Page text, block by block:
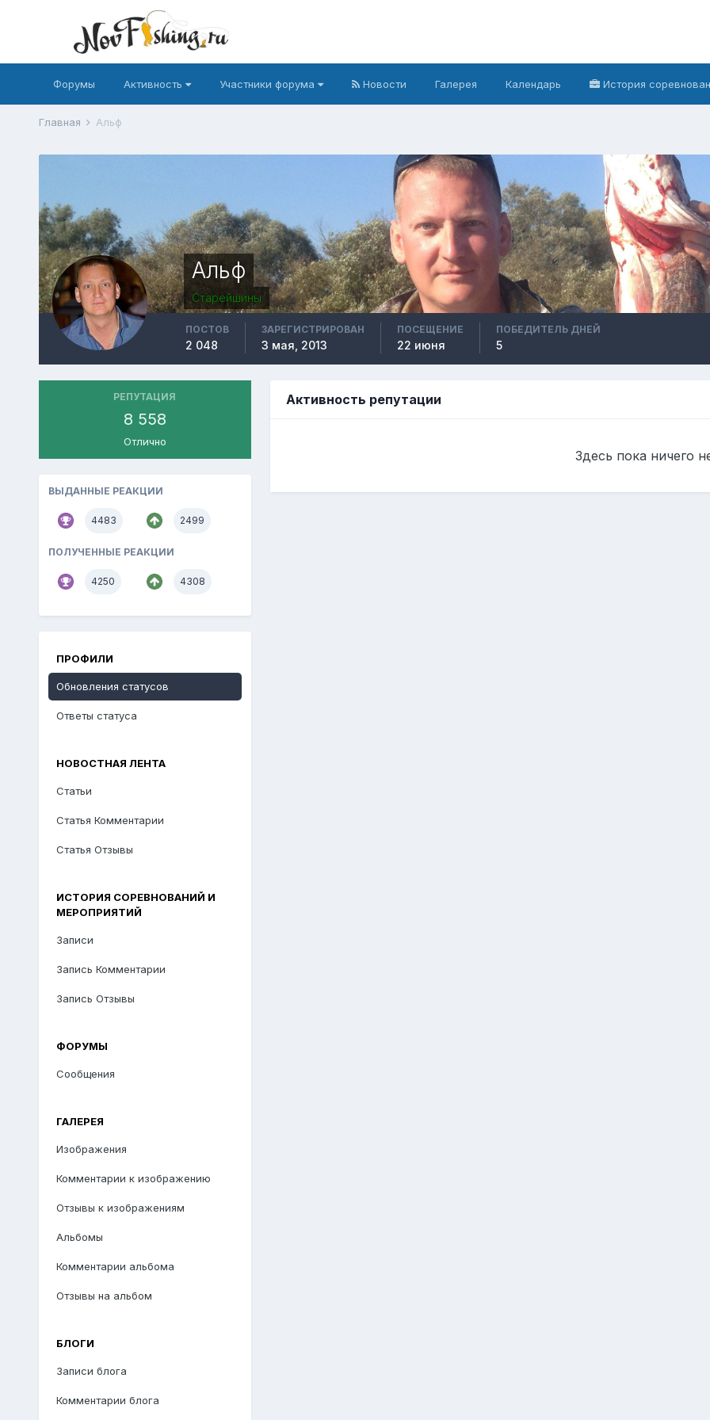
Форумы Активность Участники форума Новости Галерея Календарь История
Главная Альф
Альф
Старейшины
ПОСТОВ
2 048
ЗАРЕГИСТРИРОВАН
3 мая, 2013
ПОСЕЩЕНИЕ
22 июня
ПОБЕДИТЕЛЬ ДНЕЙ
5
РЕПУТАЦИЯ
8 558
Отлично
ВЫДАННЫЕ РЕАКЦИИ
4483 2499
ПОЛУЧЕННЫЕ РЕАКЦИИ
4250 4308
ПРОФИЛИ
Обновления статусов
Ответы статуса
НОВОСТНАЯ ЛЕНТА
Статьи
Статья Комментарии
Статья Отзывы
ИСТОРИЯ СОРЕВНОВАНИЙ И
МЕРОПРИЯТИЙ
Записи
Запись Комментарии
Запись Отзывы
ФОРУМЫ
Сообщения
ГАЛЕРЕЯ
Изображения
Комментарии к изображению
Отзывы к изображениям
Альбомы
Комментарии альбома
Отзывы на альбом
БЛОГИ
Записи блога
Комментарии блога
Активность репутации
Здесь пока ничего